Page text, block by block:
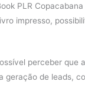
PLR
impresso,
perceber que
geração de leads,